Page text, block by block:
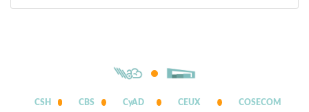
CSH CBS CyAD CEUX COSECOM